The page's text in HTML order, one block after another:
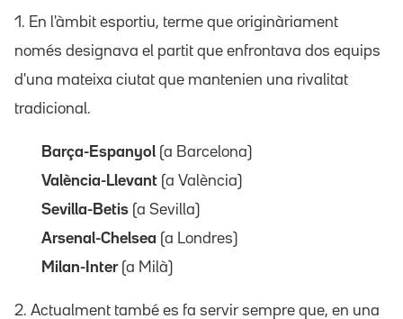
1. En l'àmbit esportiu, terme que originàriament
només designava el partit que enfrontava dos equips
d'una mateixa ciutat que mantenien una rivalitat
tradicional.
Barça-Espanyol (a Barcelona)
València-Llevant (a València)
Sevilla-Betis (a Sevilla)
Arsenal-Chelsea (a Londres)
Milan-Inter(a Milà)
2. Actualment també es fa servir sempre que, en una